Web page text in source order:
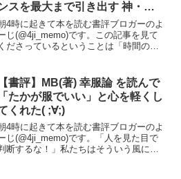
スを最大まで引き出す 神・時
術
4時に起きて本を読む書評ブロガーのよ
じ(@4ji_memo)です。この記事を見て
くださっているということは「時間の使
を効率的に使いたい効率のいい勉強時間
を知りたいの...
【書評】MB(著) 幸服論 を読んで
「たかが服でいい」と心を軽くし
くれた( ;∀;)
4時に起きて本を読む書評ブロガーのよ
じ(@4ji_memo)です。「人を見た目で
断するな！」私たちはそういう風に教